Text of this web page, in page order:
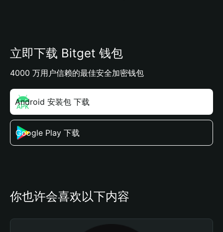
立即下载 Bitget 钱包
4000 万用户信赖的最佳安全加密钱包
Android 安装包 下载
Google Play 下载
你也许会喜欢以下内容